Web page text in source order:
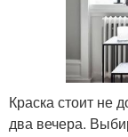
Краска стоит не
два вечера.